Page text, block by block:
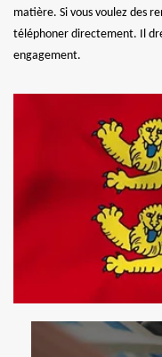
matière. Si vous voulez des
téléphoner directement. Il
engagement.